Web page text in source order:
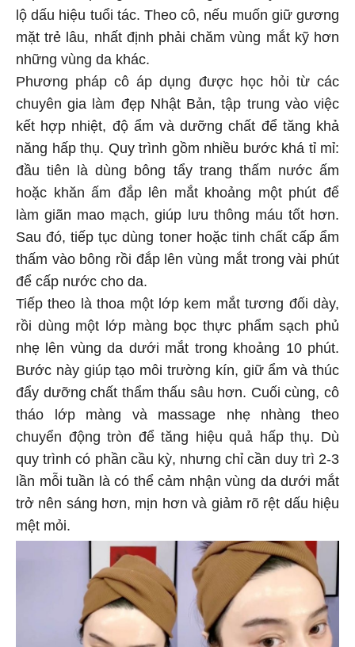
lộ dấu hiệu tuổi tác. Theo cô, nếu muốn giữ gương
mặt trẻ lâu, nhất định phải chăm vùng mắt kỹ hơn
những vùng da khác.
Phương pháp cô áp dụng được học hỏi từ các
chuyên gia làm đẹp Nhật Bản, tập trung vào việc
kết hợp nhiệt, độ ẩm và dưỡng chất để tăng khả
năng hấp thụ. Quy trình gồm nhiều bước khá tỉ mỉ:
đầu tiên là dùng bông tẩy trang thấm nước ấm
hoặc khăn ấm đắp lên mắt khoảng một phút để
làm giãn mao mạch, giúp lưu thông máu tốt hơn.
Sau đó, tiếp tục dùng toner hoặc tinh chất cấp ẩm
thấm vào bông rồi đắp lên vùng mắt trong vài phút
để cấp nước cho da.
Tiếp theo là thoa một lớp kem mắt tương đối dày,
rồi dùng một lớp màng bọc thực phẩm sạch phủ
nhẹ lên vùng da dưới mắt trong khoảng 10 phút.
Bước này giúp tạo môi trường kín, giữ ẩm và thúc
đẩy dưỡng chất thẩm thấu sâu hơn. Cuối cùng, cô
tháo lớp màng và massage nhẹ nhàng theo
chuyển động tròn để tăng hiệu quả hấp thụ. Dù
quy trình có phần cầu kỳ, nhưng chỉ cần duy trì 2-3
lần mỗi tuần là có thể cảm nhận vùng da dưới mắt
trở nên sáng hơn, mịn hơn và giảm rõ rệt dấu hiệu
mệt mỏi.